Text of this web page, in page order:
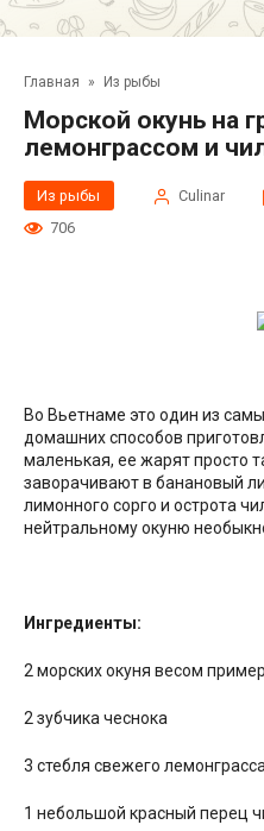
Главная » Из рыбы
Морской окунь на гриле с
лемонграссом и
Из рыбы Сulinar
706
Во Вьетнаме это один из
домашних способов
маленькая, ее жарят просто
заворачивают в банановый
лимонного сорго и острота
нейтральному окуню
Ингредиенты:
2 морских окуня весом
2 зубчика чеснока
3 стебля свежего лемонграсса
1 небольшой красный перец